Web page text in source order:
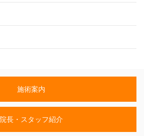
施術案内
院長・スタッフ紹介